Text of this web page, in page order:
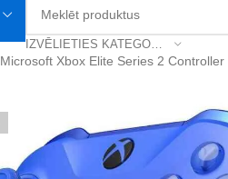
IZVĒLIETIES KATEGORIJU
Microsoft Xbox Elite Series 2 Controller